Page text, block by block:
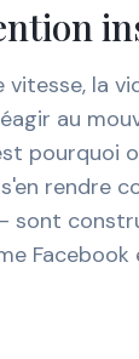
la
au
pourquoi
rendre
sont